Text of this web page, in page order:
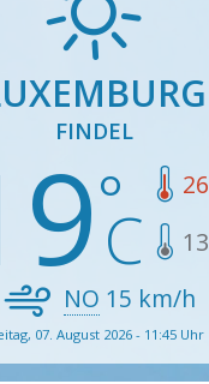
FINDEL
26
13
NO 15 km/h
07. August 2026 - 11:45 Uhr